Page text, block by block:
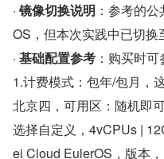
· 镜像切换说明 ：参考的
OS，但本次实践中已切换
· 基础配置参考 ：购买时
1.计费模式：包年/包月，
北京四，可用区：随机即
选择自定义，4vCPUs |
ei Cloud EulerOS，版本